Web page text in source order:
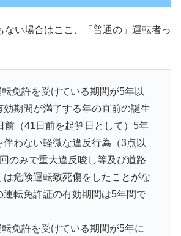
ない場合はここ、「普通の」運転者っ
免許を受けている期間が5年以
効期間が満了する年の直前の誕生
前（41日前を起算日として）5年
伴わない軽微な違反行為（3点以
のみで重大違反唆し等及び道路
は危険運転致死傷をしたことがな
運転免許証の有効期間は5年間で
免許を受けている期間が5年に